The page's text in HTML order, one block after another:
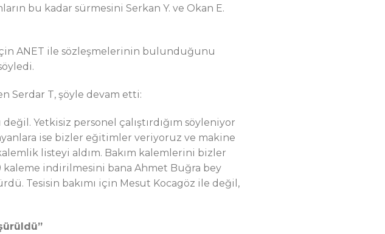
bu kadar sürmesini Serkan Y. ve Okan E.
ANET ile sözleşmelerinin bulunduğunu
Serdar T, şöyle devam etti:
Yetkisiz personel çalıştırdığım söyleniyor
ise bizler eğitimler veriyoruz ve makine
listeyi aldım. Bakım kalemlerini bizler
kaleme indirilmesini bana Ahmet Buğra bey
Tesisin bakımı için Mesut Kocagöz ile değil,